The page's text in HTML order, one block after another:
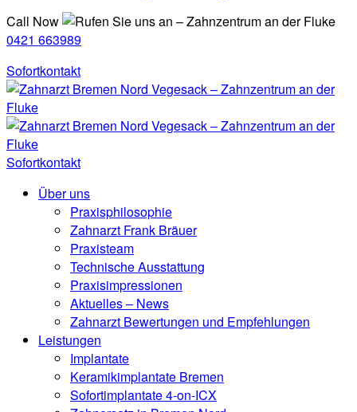
Call Now
0421 663989
Sofortkontakt
Sofortkontakt
Über uns
Praxisphilosophie
Zahnarzt Frank Bräuer
Praxisteam
Technische Ausstattung
Praxisimpressionen
Aktuelles – News
Zahnarzt Bewertungen und Empfehlungen
Leistungen
Implantate
Keramikimplantate Bremen
Sofortimplantate 4-on-ICX